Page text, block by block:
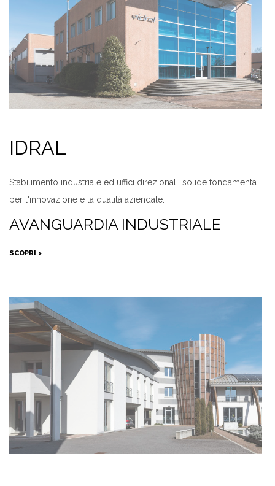
IDRAL
Stabilimento industriale ed uffici direzionali: solide fondamenta
per l'innovazione e la qualità aziendale.
AVANGUARDIA INDUSTRIALE
SCOPRI >